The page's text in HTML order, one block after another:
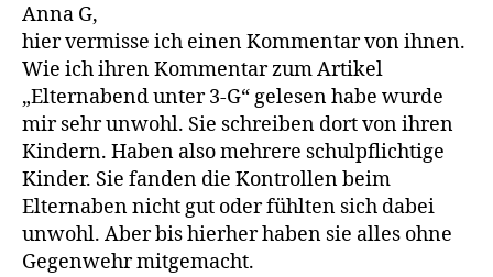
Anna G,
hier vermisse ich einen Kommentar von ihnen.
Wie ich ihren Kommentar zum Artikel
„Elternabend unter 3-G“ gelesen habe wurde
mir sehr unwohl. Sie schreiben dort von ihren
Kindern. Haben also mehrere schulpflichtige
Kinder. Sie fanden die Kontrollen beim
Elternaben nicht gut oder fühlten sich dabei
unwohl. Aber bis hierher haben sie alles ohne
Gegenwehr mitgemacht.